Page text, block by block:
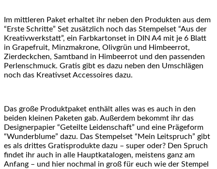
Im mittleren Paket erhaltet ihr neben den Produkten aus dem
“Erste Schritte” Set zusätzlich noch das Stempelset “Aus der
Kreativwerkstatt”, ein Farbkartonset in DIN A4 mit je 6 Blatt
in Grapefruit, Minzmakrone, Olivgrün und Himbeerrot,
Zierdeckchen, Samtband in Himbeerrot und den passenden
Perlenschmuck. Gratis gibt es dazu neben den Umschlägen
noch das Kreativset Accessoires dazu.
Das große Produktpaket enthält alles was es auch in den
beiden kleinen Paketen gab. Außerdem bekommt ihr das
Designerpapier “Geteilte Leidenschaft” und eine Prägeform
“Wunderblume” dazu. Das Stempelset “Mein Leitspruch” gibt
es als drittes Gratisprodukte dazu – super oder? Den Spruch
findet ihr auch in alle Hauptkatalogen, meistens ganz am
Anfang – und hier nochmal in groß für euch wie der Stempel